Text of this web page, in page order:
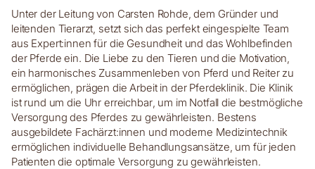
Unter der Leitung von Carsten Rohde, dem Gründer und
leitenden Tierarzt, setzt sich das perfekt eingespielte Team
aus Expert:innen für die Gesundheit und das Wohlbefinden
der Pferde ein. Die Liebe zu den Tieren und die Motivation,
ein harmonisches Zusammenleben von Pferd und Reiter zu
ermöglichen, prägen die Arbeit in der Pferdeklinik. Die Klinik
ist rund um die Uhr erreichbar, um im Notfall die bestmögliche
Versorgung des Pferdes zu gewährleisten. Bestens
ausgebildete Fachärzt:innen und moderne Medizintechnik
ermöglichen individuelle Behandlungsansätze, um für jeden
Patienten die optimale Versorgung zu gewährleisten.